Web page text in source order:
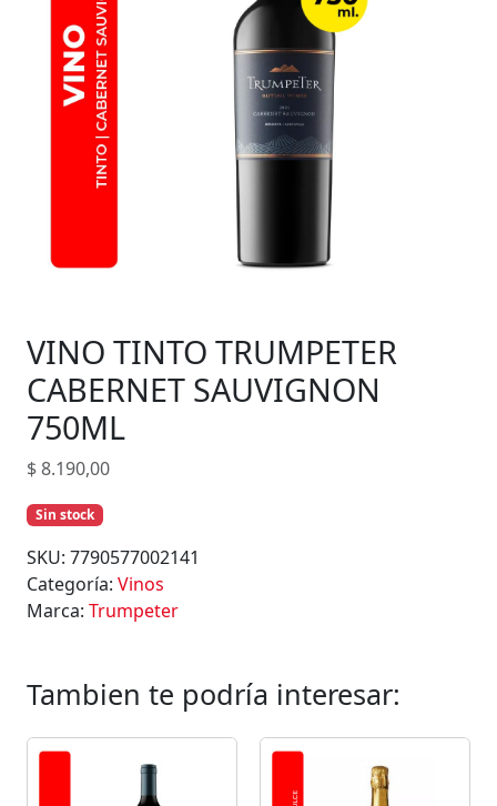
VINO TINTO TRUMPETER
CABERNET SAUVIGNON
750ML
$8.190,00
Sin stock
SKU: 7790577002141
Categoría: Vinos
Marca: Trumpeter
Tambien te podría interesar: